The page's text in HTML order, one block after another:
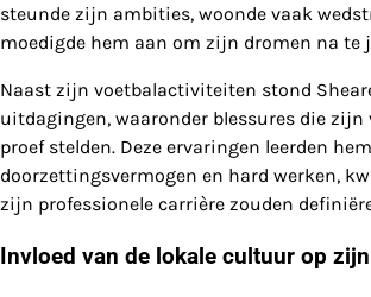
steunde zijn ambities, woonde vaak
moedigde hem aan om zijn dromen na te
Naast zijn voetbalactiviteiten stond
uitdagingen, waaronder blessures die zijn
proef stelden. Deze ervaringen leerden
doorzettingsvermogen en hard werken,
zijn professionele carrière zouden
Invloed van de lokale cultuur op